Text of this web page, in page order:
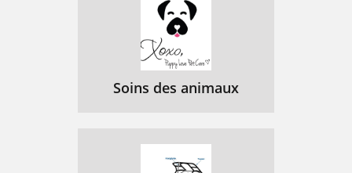
Soins des animaux